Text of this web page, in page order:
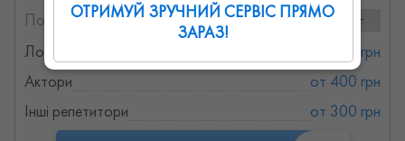
Послуги та ціни:
3 послуг
Логопед
от 400 грн
Актори
от 400 грн
Iнші репетитори
от 300 грн
ОТРИМУЙ ЗРУЧНИЙ СЕРВІС ПРЯМО
ЗАРАЗ!